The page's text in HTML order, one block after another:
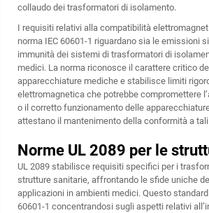
collaudo dei trasformatori di isolamento.
I requisiti relativi alla compatibilità
norma IEC 60601-1 riguardano sia le emissioni
immunità dei sistemi di trasformatori di
medici. La norma riconosce il carattere critico
apparecchiature mediche e stabilisce limiti
elettromagnetica che potrebbe compromettere
o il corretto funzionamento delle
attestano il mantenimento della conformità a
Norme UL 2089 per le
UL 2089 stabilisce requisiti specifici per i
strutture sanitarie, affrontando le sfide uniche
applicazioni in ambienti medici. Questo
60601-1 concentrandosi sugli aspetti relativi